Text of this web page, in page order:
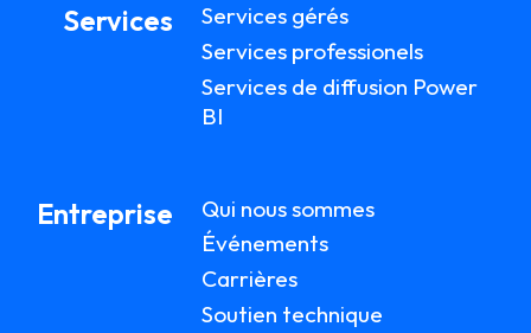
Services
Services gérés
Services professionels
Services de diffusion Power
BI
Entreprise
Qui nous sommes
Événements
Carrières
Soutien technique